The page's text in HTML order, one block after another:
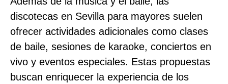
discotecas en Sevilla para mayores suelen
ofrecer actividades adicionales como clases
de baile, sesiones de karaoke, conciertos en
vivo y eventos especiales. Estas propuestas
buscan enriquecer la experiencia de los